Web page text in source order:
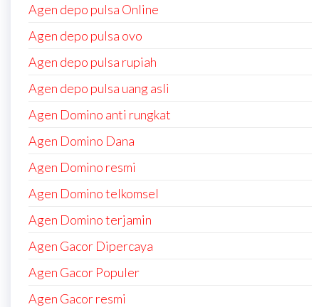
Agen depo pulsa Online
Agen depo pulsa ovo
Agen depo pulsa rupiah
Agen depo pulsa uang asli
Agen Domino anti rungkat
Agen Domino Dana
Agen Domino resmi
Agen Domino telkomsel
Agen Domino terjamin
Agen Gacor Dipercaya
Agen Gacor Populer
Agen Gacor resmi